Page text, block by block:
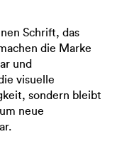
Schrift, das
die Marke
und
visuelle
sondern bleibt
neue